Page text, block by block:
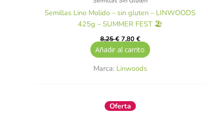
Semillas Lino Molido – sin gluten – LINWOODS
425g – SUMMER FEST 🏖️
8,25€ 7,80 €
Añadir al carrito
Marca: Linwoods
Oferta
El
precio